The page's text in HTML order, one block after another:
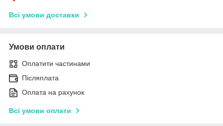
Всі умови доставки
Умови оплати
Оплатити частинами
Післяплата
Оплата на рахунок
Всі умови оплати